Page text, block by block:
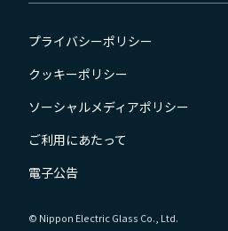
プライバシーポリシー
クッキーポリシー
ソーシャルメディアポリシー
ご利用にあたって
電子公告
© Nippon Electric Glass Co., Ltd.